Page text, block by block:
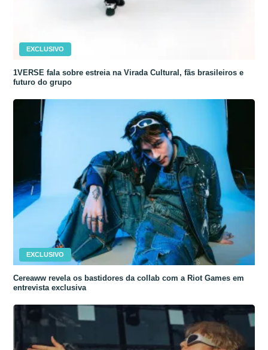
EXCLUSIVO
1VERSE fala sobre estreia na Virada Cultural, fãs brasileiros e
futuro do grupo
EXCLUSIVO
Cereaww revela os bastidores da collab com a Riot Games em
entrevista exclusiva